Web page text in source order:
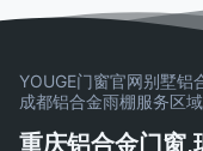
接
YOUGE门窗官网别墅铝
成都铝合金雨棚服务区域
重庆铝合金门窗